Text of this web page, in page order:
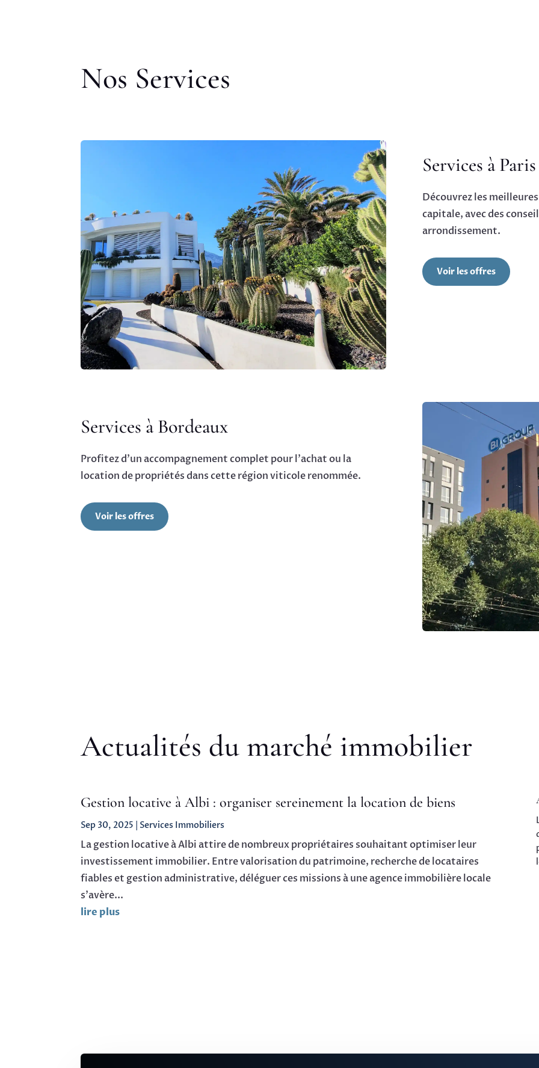
Nos Services
Services à Paris
Découvrez les
capitale, avec des
arrondissement.
Voir les offres
Services à Bordeaux
Profitez d’un accompagnement complet pour l’achat ou la
location de propriétés dans cette région viticole renommée.
Voir les offres
Actualités du marché immobilier
Gestion locative à Albi : organiser sereinement la location de biens
Sep 30, 2025 Services Immobiliers
La gestion locative à Albi attire de nombreux propriétaires souhaitant optimiser leur
investissement immobilier. Entre valorisation du patrimoine, recherche de locataires
fiables et gestion administrative, déléguer ces missions à une agence immobilière locale
s’avère...
lire plus